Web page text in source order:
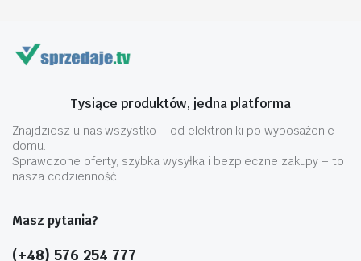
Tysiące produktów, jedna platforma
Znajdziesz u nas wszystko – od elektroniki po wyposażenie
domu.
Sprawdzone oferty, szybka wysyłka i bezpieczne zakupy – to
nasza codzienność.
Masz pytania?
(+48) 576 254 777